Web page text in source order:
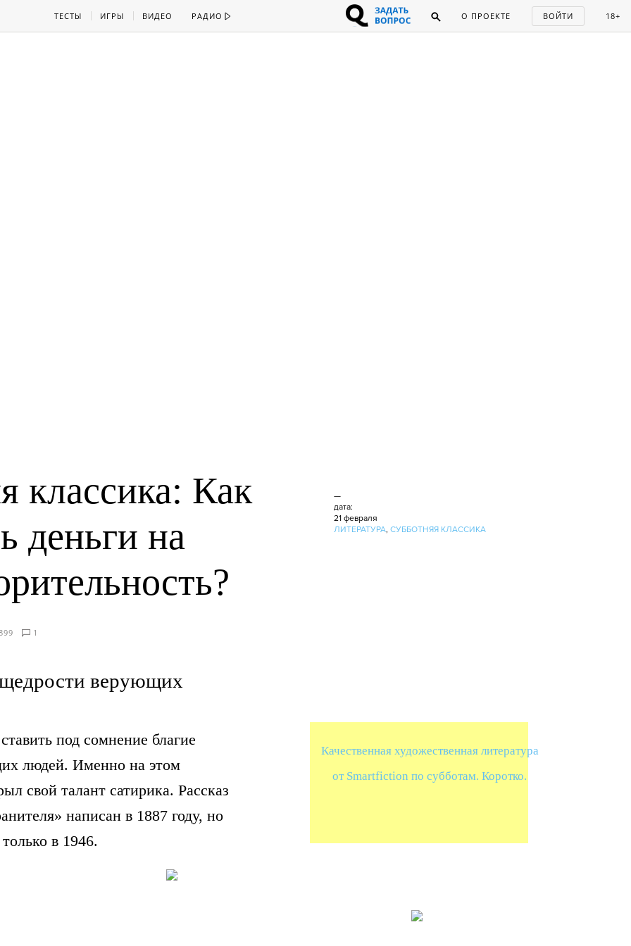
ТЕСТЫ ИГРЫ ВИДЕО РАДИО О ПРОЕКТЕ ВОЙТИ 18+
классика: Как
деньги на
—
дата:
21 февраля
ЛИТЕРАТУРА, СУББОТНЯЯ КЛАССИКА
1
верующих
под сомнение благие
людей. Именно на этом
свой талант сатирика. Рассказ
написан в 1887 году, но
в 1946.
Качественная художественная литература
от Smartfiction по субботам. Коротко.